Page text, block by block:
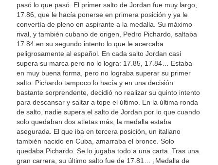
pasó lo que pasó. El primer salto de Jordan fue muy largo,
17.86, que le hacía ponerse en primera posición y ya le
convertía de pleno en aspirante a la medalla. Su máximo
rival, y también cubano de origen, Pedro Pichardo, saltaba
17.84 en su segundo intento lo que le acercaba
peligrosamente al español. En cada salto Jordan casi
supera su marca pero no lo logra: 17.85, 17.84… Estaba
en muy buena forma, pero no lograba superar su primer
salto. Pichardo tampoco lo hacía y en una decisión
bastante sorprendente, decidió no realizar su quinto intento
para descansar y saltar a tope el último. En la última ronda
de salto, nadie supera el salto de Jordan por lo que cuando
solo quedaban dos atletas más, la medalla estaba
asegurada. El que iba en tercera posición, un italiano
también nacido en Cuba, amarraba el bronce. Solo
quedaba Pichardo. Se lo jugaba todo a una carta. Tras una
gran carrera, su último salto fue de 17.81… ¡Medalla de